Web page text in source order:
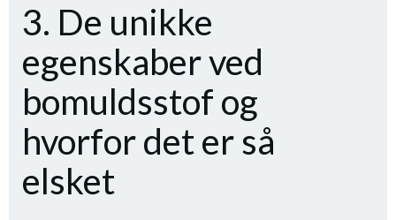
3. De unikke
egenskaber ved
bomuldsstof og
hvorfor det er så
elsket